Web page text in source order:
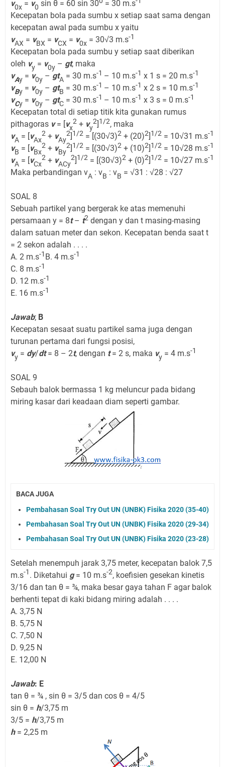
v0x = v0 sin θ = 60 sin 30 = 30 m.s
Kecepatan bola pada sumbu x setiap saat sama dengan
kecepatan awal pada sumbu x yaitu
vAX = vBX = vCX = v0x = 30√3 m.s-1
Kecepatan bola pada sumbu y setiap saat diberikan
oleh vy = v0y – gt, maka
vAy = v0y – gtA = 30 m.s-1 – 10 m.s-1 x 1 s = 20 m.s-1
vBy = v0y – gtB = 30 m.s-1 – 10 m.s-1 x 2 s = 10 m.s-1
vCy = v0y – gtC = 30 m.s-1 – 10 m.s-1 x 3 s = 0 m.s-1
Kecepatan total di setiap titik kita gunakan rumus
pithagoras v= [vx
2 + v­y
2] 1/2, maka
vA = [vAx
2 + vA­y
2] 1/2 = [(30√3)2 + (20)2] 1/2 = 10√31 m.s-1
vB = [vBx
2 + vB­y
2] 1/2 = [(30√3)2 + (10)2] 1/2 = 10√28 m.s-1
vA = [vCx
2 + vACy
2] 1/2 = [(30√3)2 + (0)2] 1/2 = 10√27 m.s-1
Maka perbandingan vA : vB : vB = √31 : √28 : √27
SOAL 8
Sebuah partikel yang bergerak ke atas memenuhi
persamaan y = 8t– t2 dengan y dan t masing-masing
dalam satuan meter dan sekon. Kecepatan benda saat t
= 2 sekon adalah . . . .
A. 2 m.s-1 B. 4 m.s-1
C. 8 m.s-1
D. 12 m.s-1
E. 16 m.s-1
Jawab; B
Kecepatan sesaat suatu partikel sama juga dengan
turunan pertama dari fungsi posisi,
vy = dy/dt= 8 – 2t, dengan t= 2 s, maka vy = 4 m.s-1
SOAL 9
Sebauh balok bermassa 1 kg meluncur pada bidang
miring kasar dari keadaan diam seperti gambar.
BACA JUGA
Pembahasan Soal Try Out UN (UNBK) Fisika 2020 (35-40)
Pembahasan Soal Try Out UN (UNBK) Fisika 2020 (29-34)
Pembahasan Soal Try Out UN (UNBK) Fisika 2020 (23-28)
Setelah menempuh jarak 3,75 meter, kecepatan balok 7,5
m.s-1 . Diketahui g= 10 m.s-2, koefisien gesekan kinetis
3/16 dan tan θ = ¾, maka besar gaya tahan F agar balok
berhenti tepat di kaki bidang miring adalah . . . .
A. 3,75 N
B. 5,75 N
C. 7,50 N
D. 9,25 N
E. 12,00 N
Jawab: E
tan θ = ¾ , sin θ = 3/5 dan cos θ = 4/5
sin θ = h/3,75 m
3/5 = h/3,75 m
h= 2,25 m